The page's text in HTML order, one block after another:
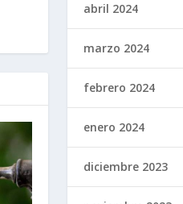
abril 2024
marzo 2024
febrero 2024
enero 2024
diciembre 2023